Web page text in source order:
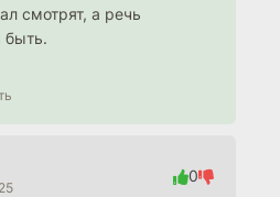
смотрят, а речь
быть.
0